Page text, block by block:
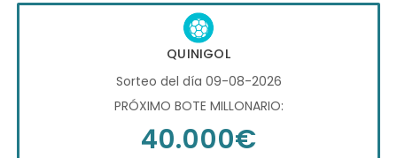
QUINIGOL
Sorteo del día 09-08-2026
PRÓXIMO BOTE MILLONARIO:
40.000€